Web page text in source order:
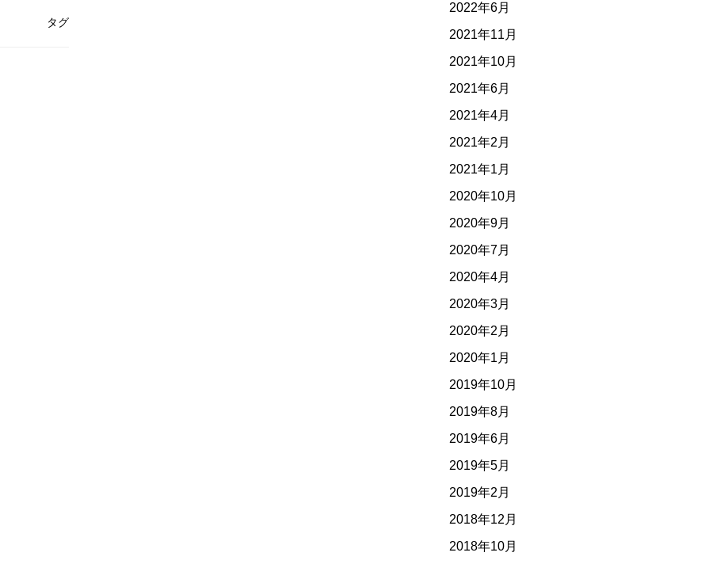
タグ
2022年6月
2021年11月
2021年10月
2021年6月
2021年4月
2021年2月
2021年1月
2020年10月
2020年9月
2020年7月
2020年4月
2020年3月
2020年2月
2020年1月
2019年10月
2019年8月
2019年6月
2019年5月
2019年2月
2018年12月
2018年10月